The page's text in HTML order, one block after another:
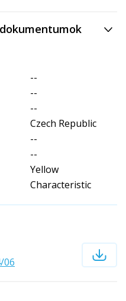
--
--
--
Czech Republic
--
--
Yellow
Characteristic
06